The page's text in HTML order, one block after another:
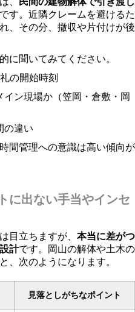
です。近隣クレームを避けるた
、その分、撤収や片付けが後
に聞いてみてください。
の開始時刻
ン現場か（笠岡・倉敷・岡
の違い
間管理への意識は高い傾向が
に出ない手当やインセ
目立ちますが、 本当に差がつ
計です。岡山の解体や土木の
、次のようになります。
見落としがちなポイント